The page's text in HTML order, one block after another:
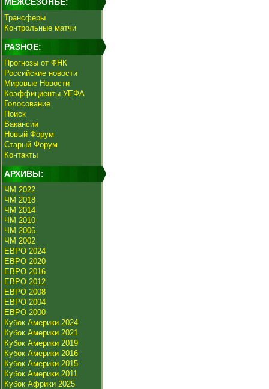
Трансферы
Контрольные матчи
РАЗНОЕ:
Прогнозы от ФНК
Российские новости
Мировые Новости
Коэффициенты УЕФА
Голосование
Поиск
Вакансии
Новый Форум
Старый Форум
Контакты
АРХИВЫ:
ЧМ 2022
ЧМ 2018
ЧМ 2014
ЧМ 2010
ЧМ 2006
ЧМ 2002
ЕВРО 2024
ЕВРО 2020
ЕВРО 2016
ЕВРО 2012
ЕВРО 2008
ЕВРО 2004
ЕВРО 2000
Кубок Америки 2024
Кубок Америки 2021
Кубок Америки 2019
Кубок Америки 2016
Кубок Америки 2015
Кубок Америки 2011
Кубок Африки 2025